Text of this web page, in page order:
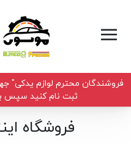
فروشندگان محترم لوازم یدکی"
ثبت نام کنید سپس
فروشگاه